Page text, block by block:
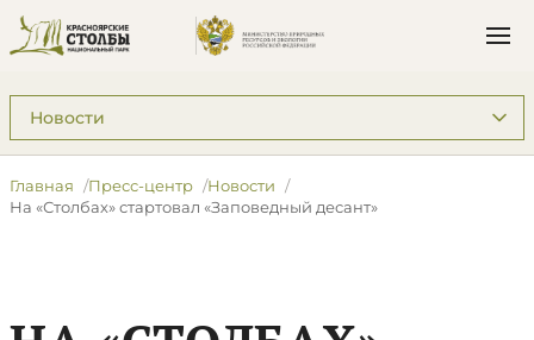
Подразделы: Пресс-центр
Главная Пресс-центр
Новости
На «Столбах» стартовал «Заповедный десант»